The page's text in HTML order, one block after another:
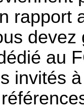
rapport
au
invités